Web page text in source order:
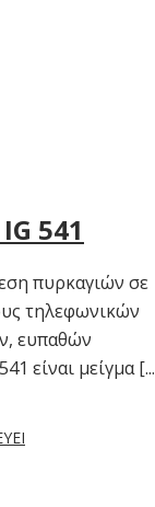
541
πυρκαγιών σε
τηλεφωνικών
ευπαθών
είναι μείγμα